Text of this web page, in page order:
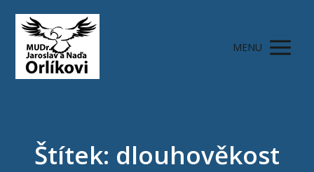
MENU
Štítek: dlouhověkost